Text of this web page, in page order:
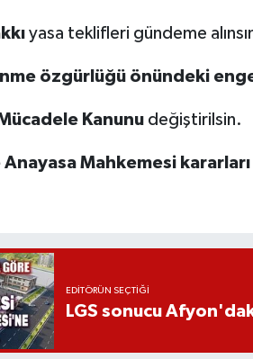
yasa teklifleri gündeme
özgürlüğü önündeki
Kanunudeğiştirilsin.
Anayasa Mahkemesi kararları
EDITÖRÜN SEÇTIĞI
LGS sonucu